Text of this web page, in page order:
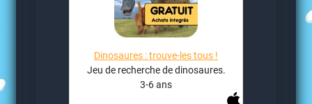
Dinosaures : trouve-les tous !
Jeu de recherche de dinosaures.
3-6 ans